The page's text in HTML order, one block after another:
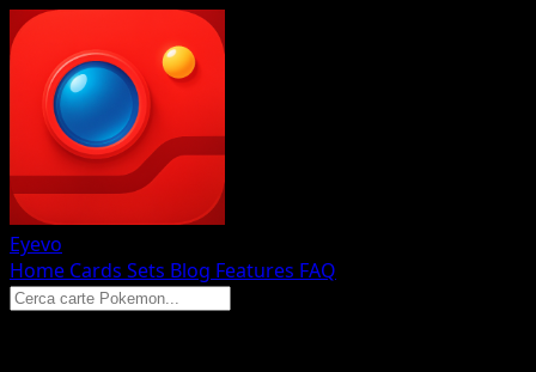
Eyevo
Home Cards Sets Blog Features FAQ